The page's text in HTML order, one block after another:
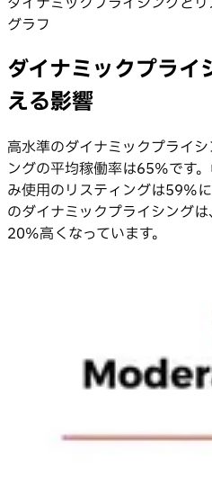
グラフ
ダイナミックプライ
える影響
高水準のダイナミックプライ
ングの平均稼働率は65%です
み使用のリスティングは59%
のダイナミックプライシング
20%高くなっています。